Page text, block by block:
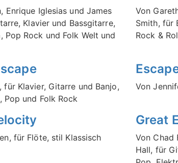
Enrique Iglesias und James
Klavier und Bassgitarre,
Pop Rock und Folk Welt und
Von
Smith, für
Rock &
für Klavier, Gitarre und Banjo,
Pop und Folk Rock
Von
für Flöte, stil Klassisch
Great
Von Chad
Hall, für